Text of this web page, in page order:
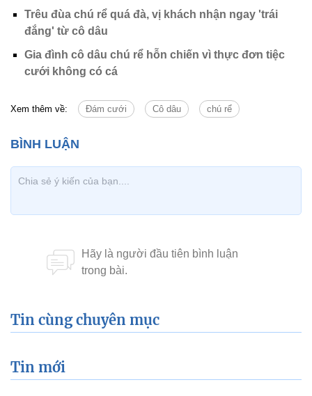
Trêu đùa chú rể quá đà, vị khách nhận ngay 'trái
đắng' từ cô dâu
Gia đình cô dâu chú rể hỗn chiến vì thực đơn tiệc
cưới không có cá
Xem thêm về: Đám cưới Cô dâu chú rể
Tin cùng chuyên mục
Tin mới